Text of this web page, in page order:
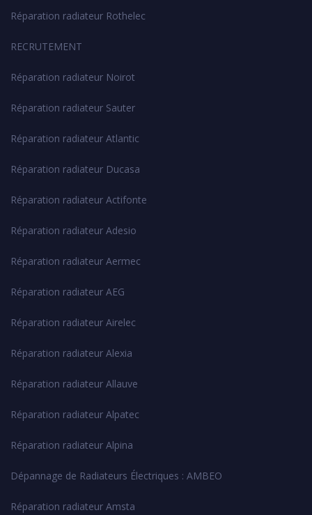
Réparation radiateur Rothelec
RECRUTEMENT
Réparation radiateur Noirot
Réparation radiateur Sauter
Réparation radiateur Atlantic
Réparation radiateur Ducasa
Réparation radiateur Actifonte
Réparation radiateur Adesio
Réparation radiateur Aermec
Réparation radiateur AEG
Réparation radiateur Airelec
Réparation radiateur Alexia
Réparation radiateur Allauve
Réparation radiateur Alpatec
Réparation radiateur Alpina
Dépannage de Radiateurs Électriques : AMBEO
Réparation radiateur Amsta